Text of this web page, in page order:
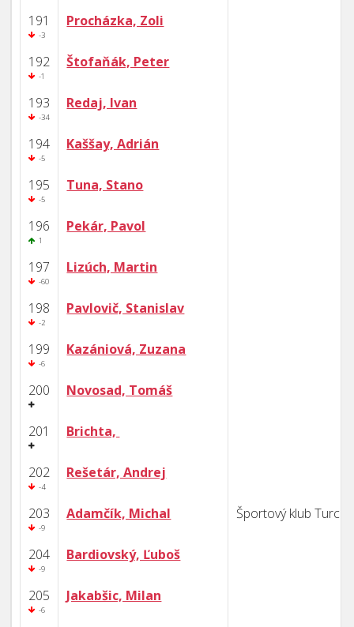
191
-3
Procházka, Zoli
192
-1
Štofaňák, Peter
193
-34
Redaj, Ivan
194
-5
Kaššay, Adrián
195
-5
Tuna, Stano
196
1
Pekár, Pavol
197
-60
Lizúch, Martin
198
-2
Pavlovič, Stanislav
199
-6
Kazániová, Zuzana
200 Novosad, Tomáš
201 Brichta,
202
-4
Rešetár, Andrej
203
-9
Adamčík, Michal Športový klub Turca
204
-9
Bardiovský, Ľuboš
205
-6
Jakabšic, Milan